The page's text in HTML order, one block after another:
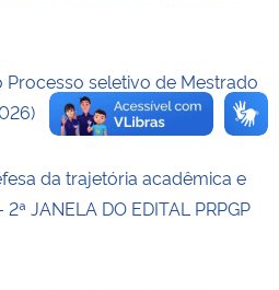
seletivo de Mestrado
da trajetória acadêmica e
JANELA DO EDITAL PRPGP